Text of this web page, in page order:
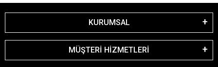
KURUMSAL
MÜŞTERİ HİZMETLERİ